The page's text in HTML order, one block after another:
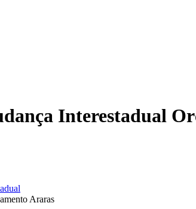
Interestadual
Araras